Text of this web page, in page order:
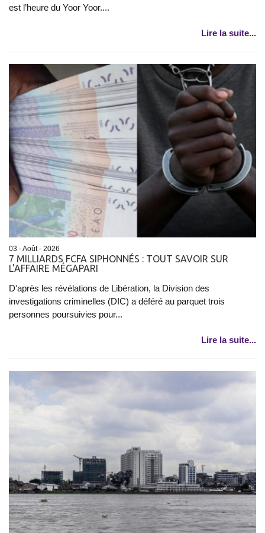
est l’heure du Yoor Yoor....
Lire la suite...
03 - Août - 2026
7 MILLIARDS FCFA SIPHONNÉS : TOUT SAVOIR SUR
L'AFFAIRE MÉGAPARI
D'après les révélations de Libération, la Division des
investigations criminelles (DIC) a déféré au parquet trois
personnes poursuivies pour...
Lire la suite...